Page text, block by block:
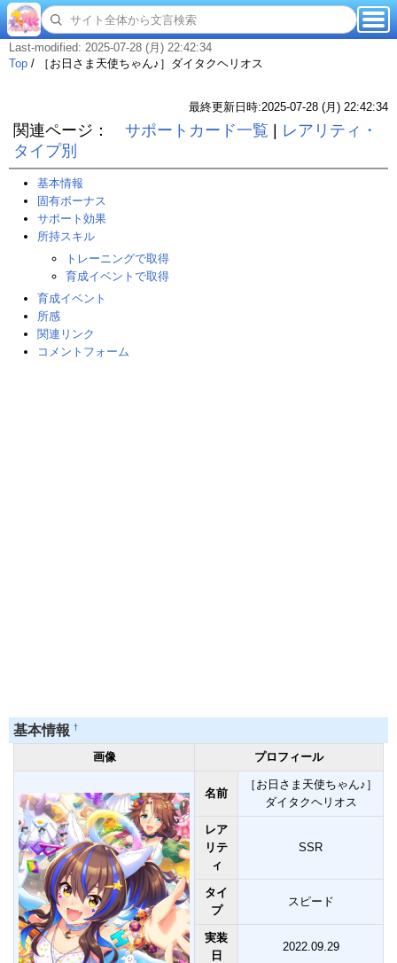
Last-modified: 2025-07-28 (月) 22:42:34
Top / ［お日さま天使ちゃん♪］ダイタクヘリオス
最終更新日時:2025-07-28 (月) 22:42:34
関連ページ： サポートカード一覧
レアリティ・
タイプ別
基本情報
固有ボーナス
サポート効果
所持スキル
トレーニングで取得
育成イベントで取得
育成イベント
所感
関連リンク
コメントフォーム
基本情報 †
画像 プロフィール
名前
［お日さま天使ちゃん♪］
ダイタクヘリオス
レア
リテ
ィ
SSR
タイ
プ
スピード
実装
日
2022.09.29